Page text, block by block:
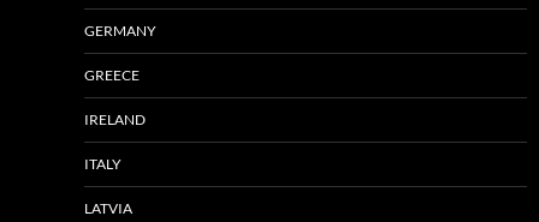
GERMANY
GREECE
IRELAND
ITALY
LATVIA